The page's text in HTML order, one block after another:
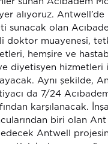
alıyoruz.
sunacak olan
doktor muayenesi,
hemşire ve
diyetisyen hizmetleri
Aynı şekilde,
da 7/24
karşılanacak.
biri olan Ant
Antwell